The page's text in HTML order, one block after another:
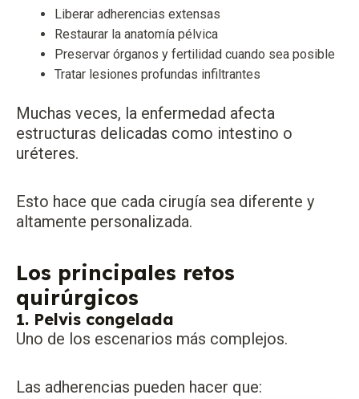
Liberar adherencias extensas
Restaurar la anatomía pélvica
Preservar órganos y fertilidad cuando sea posible
Tratar lesiones profundas infiltrantes
Muchas veces, la enfermedad afecta
estructuras delicadas como intestino o
uréteres.
Esto hace que cada cirugía sea diferente y
altamente personalizada.
Los principales retos
quirúrgicos
1. Pelvis congelada
Uno de los escenarios más complejos.
Las adherencias pueden hacer que: